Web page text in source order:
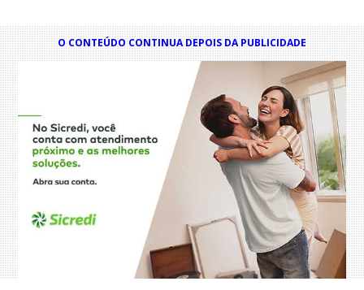
O CONTEÚDO CONTINUA DEPOIS DA PUBLICIDADE